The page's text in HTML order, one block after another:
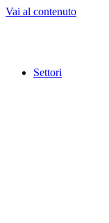
Vai al contenuto
Settori